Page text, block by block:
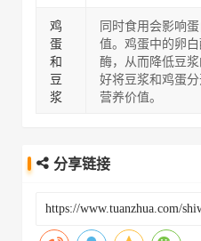
鸡
蛋
和
豆
浆
同时食用会影响
值。鸡蛋中的卵
酶，从而降低豆
好将豆浆和鸡蛋
营养价值。
分享链接